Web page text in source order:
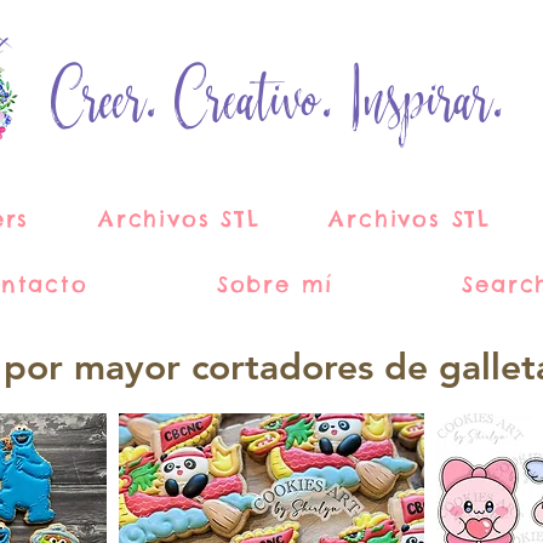
Creer. Creativo. Inspirar.
Archivos STL Archivos STL
Sobre mí
mayor cortadores de